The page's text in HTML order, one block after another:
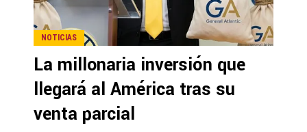
NOTICIAS
La millonaria inversión que
llegará al América tras su
venta parcial